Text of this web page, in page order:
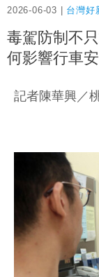
2026-06-03 | 台灣好
毒駕防制不
何影響行車
記者陳華興／